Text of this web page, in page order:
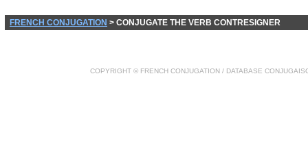
FRENCH CONJUGATION > CONJUGATE THE VERB CONTRESIGNER
COPYRIGHT © FRENCH CONJUGATION / DATABASE